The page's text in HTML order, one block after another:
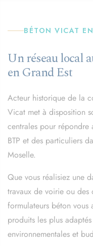
BÉTON VICAT
Un réseau local
en Grand Est
Acteur historique de la
Vicat met à disposition
centrales pour répondre
BTP et des particuliers
Moselle.
Que vous réalisiez une
travaux de voirie ou des
formulateurs béton
produits les plus
environnementales et